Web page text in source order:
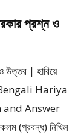
প্রশ্ন ও
উত্তর | হারিয়ে
Bengali Hariya
and Answer
(প্রবন্ধ) নিখিল